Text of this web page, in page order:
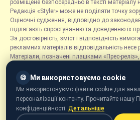
розміщене безпосередньо в тексті
Редакція «Styler» може не поділяти точку
Оціночні судження, відповідно до
підлягають спростуванню та доведенню їх
За достовірність, зміст і відповідність
рекламних матеріалів відповідальність
Матеріали, позначені плашками «Прес-
розміщуються на правах реклами.
Рубрика «Новини компаній» є
новини, повідомлення та оголошення,
компаній, і ґрунтується на інформації,
компаніями. Редакція не несе
🍪 Ми використовуємо cookie
Ми використовуємо файли cookie для
персоналізації контенту. Прочитайте нашу
конфіденційності. Детальніше